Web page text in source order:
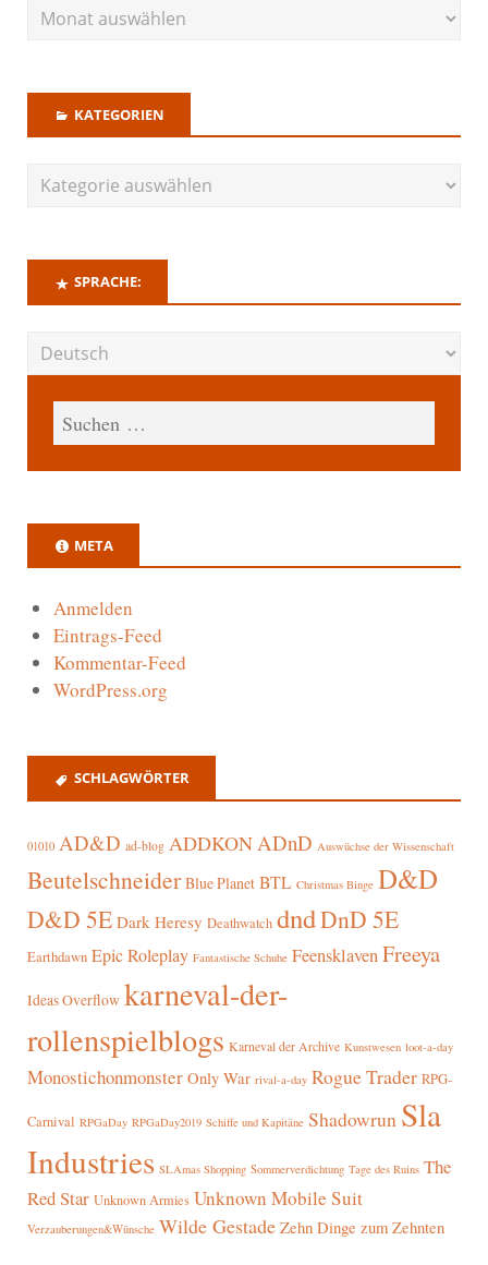
KATEGORIEN
SPRACHE:
META
Anmelden
Eintrags-Feed
Kommentar-Feed
WordPress.org
SCHLAGWÖRTER
01010 AD&D ad-blog ADDKON ADnD Auswüchse der Wissenschaft
Beutelschneider Blue Planet BTL Christmas Binge D&D
D&D 5E Dark Heresy Deathwatch dndDnD 5E
Earthdawn Epic Roleplay Fantastische Schuhe FeensklavenFreeya
Ideas Overflow karneval-der-
rollenspielblogs Karneval der Archive Kunstwesen loot-a-day
Monostichonmonster Only War rival-a-day Rogue Trader RPG-
Carnival RPGaDay RPGaDay2019 Schiffe und Kapitäne Shadowrun Sla
Industries SLAmas Shopping Sommerverdichtung Tage des Ruins The
Red Star Unknown Armies Unknown Mobile Suit
Verzauberungen&Wünsche Wilde Gestade Zehn Dinge zum Zehnten